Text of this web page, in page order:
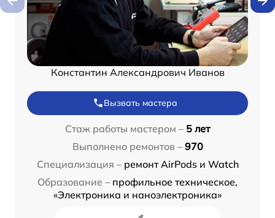
Константин Александрович Иванов
Вызвать мастера
Стаж работы мастером – 5 лет
Выполнено ремонтов – 970
Специализация – ремонт AirPods и Watch
Образование – профильное техническое,
«Электроника и наноэлектроника»